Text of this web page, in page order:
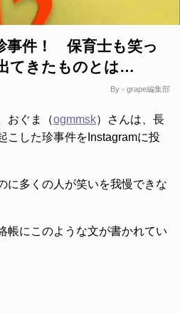
事件！ 保育士も笑っ
てきたものとは…
By - grape編集部
おぐま（ogmmsk）さんは、長
こした珍事件をInstagramに投
に多くの人が笑いを我慢できな
帳にこのような文が書かれてい